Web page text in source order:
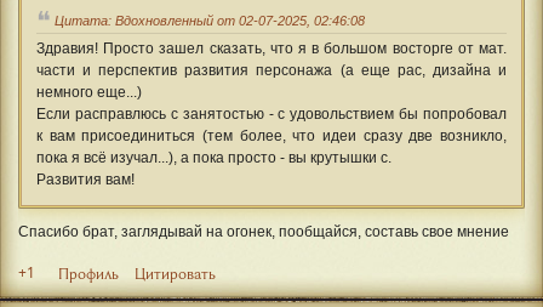
Цитата: Вдохновленный от 02-07-2025, 02:46:08
Здравия! Просто зашел сказать, что я в большом восторге от мат.
части и перспектив развития персонажа (а еще рас, дизайна и
немного еще...)
Если расправлюсь с занятостью - с удовольствием бы попробовал
к вам присоединиться (тем более, что идеи сразу две возникло,
пока я всё изучал...), а пока просто - вы крутышки с.
Развития вам!
Спасибо брат, заглядывай на огонек, пообщайся, составь свое мнение
+1 Профиль Цитировать